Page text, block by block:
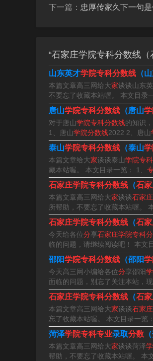
关于石家庄学院专科分数线
专业分数线、石家庄学院专
下一篇： 忠厚传家久下一句
“石家庄学院专科分数线
山东英才学院专科分数线 （
本篇文章高三网给大家谈谈山东
不要忘了收藏本站喔。 本文目录
唐山学院专科分数线 （唐山
对于唐山学院专科分数线的知识
1、唐山学院分数线2022 2、唐山
泰山学院专科分数线 （泰山
本篇文章给大家谈谈泰山学院专
藏本站喔。 本文目录一览： 1、
石家庄学院专科分数线 （石
本篇文章高三网给大家谈谈石家
所帮助，不要忘了收藏本站喔。
石家庄学院专科分数线 （石
今天给各位分享石家庄学院专科
临的问题，请继续阅读吧！ 本文
邵阳学院专科分数线 （邵阳
今天高三网小编给各位分享邵阳
面临的问题，别忘了关注本站，
石家庄学院专科分数线 （石
本篇文章高三网给大家谈谈石家
忘了收藏本站喔。 本文目录一览
菏泽学院专科专业录取分数
本篇文章高三网给大家谈谈菏泽
帮助，不要忘了收藏本站喔。 本